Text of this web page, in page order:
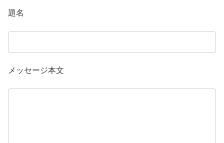
題名
メッセージ本文